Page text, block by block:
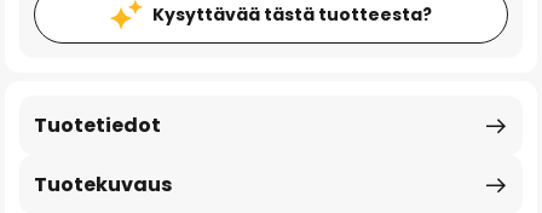
Kysyttävää tästä tuotteesta?
Tuotekuvaus
Tuotetiedot